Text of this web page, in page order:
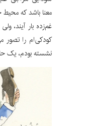
معنا باشد که محیط
غم‌زده بار آیند،
کودکی‌ام را تصور
نشسته بودم، یک